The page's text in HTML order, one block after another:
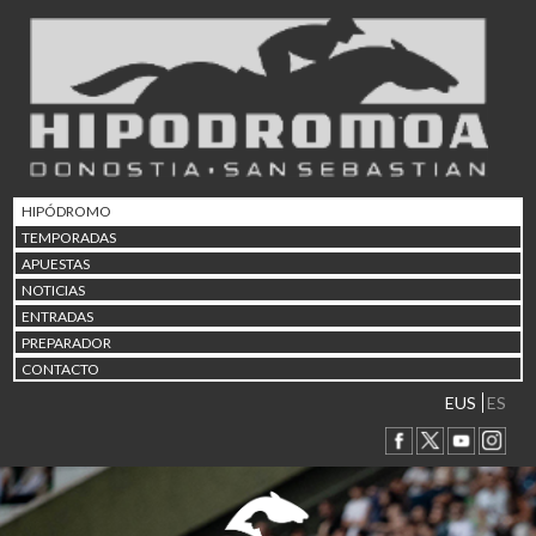
HIPÓDROMO
TEMPORADAS
APUESTAS
NOTICIAS
ENTRADAS
PREPARADOR
CONTACTO
EUS ES
02/08 17:30 Abuztuaren 2a / 2 de
Abuztuaren 9a / 9 de
12/08 12:08 Abuztaren 12a / 12 de
15/08 17:05 Abuztuaren 15a / 15 de
23/08 17:30 Abuztuaren 23a / 23 de
30/08 17:30 Abuztuaren 30a / 30 de
02/09 11:15
06/09 17:30 Irailaren 6a / 6 de
Irailaren 13a / 13 de
30/09 11:30 Irailaren 30a / 30 de